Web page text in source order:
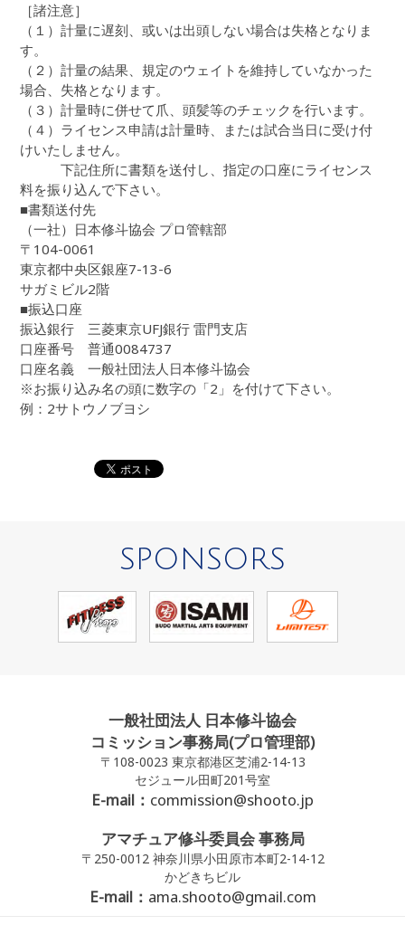
［諸注意］
（１）計量に遅刻、或いは出頭しない場合は失格となりま
す。
（２）計量の結果、規定のウェイトを維持していなかった
場合、失格となります。
（３）計量時に併せて爪、頭髪等のチェックを行います。
（４）ライセンス申請は計量時、または試合当日に受け付
けいたしません。
下記住所に書類を送付し、指定の口座にライセンス
料を振り込んで下さい。
■書類送付先
（一社）日本修斗協会 プロ管轄部
〒104-0061
東京都中央区銀座7-13-6
サガミビル2階
■振込口座
振込銀行 三菱東京UFJ銀行 雷門支店
口座番号 普通0084737
口座名義 一般社団法人日本修斗協会
※お振り込み名の頭に数字の「2」を付けて下さい。
例：2サトウノブヨシ
SPONSORS
一般社団法人 日本修斗協会
コミッション事務局(プロ管理部)
〒108-0023 東京都港区芝浦2-14-13
セジュール田町201号室
E-mail： commission@shooto.jp
アマチュア修斗委員会 事務局
〒250-0012 神奈川県小田原市本町2-14-12
かどきちビル
E-mail： ama.shooto@gmail.com